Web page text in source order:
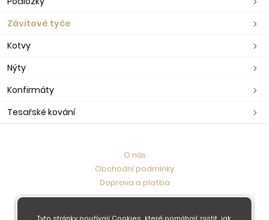
Závitové tyče
Kotvy
Nýty
Konfirmáty
Tesařské kování
O nás
Obchodní podmínky
Doprava a platba
Kontaktujte nás